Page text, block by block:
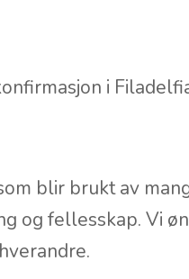
i
blir brukt av
og fellesskap. Vi